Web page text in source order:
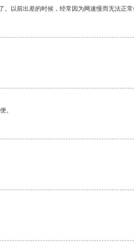
以前出差的时候，经常因为网速慢而无法正
。